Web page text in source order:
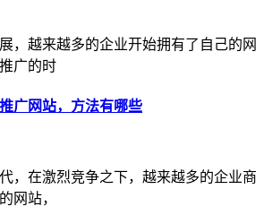
，越来越多的企业开始拥有了自己的网
广的时
广网站，方法有哪些
，在激烈竞争之下，越来越多的企业商
网站，